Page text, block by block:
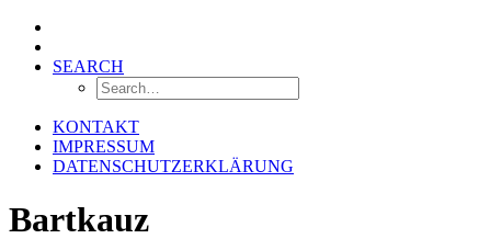
SEARCH
KONTAKT
IMPRESSUM
DATENSCHUTZERKLÄRUNG
Bartkauz